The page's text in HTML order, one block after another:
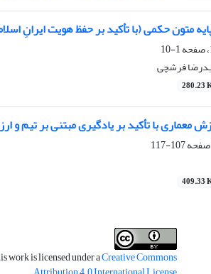
متون حکمی (با تأکید بر حفظ هویت ایرانِ
1-10
فرشچی
280.23
معماری با تأکید بر یادگیری مبتنی بر تیم و
107-117
409.33
work is licensed under aCreative Commons